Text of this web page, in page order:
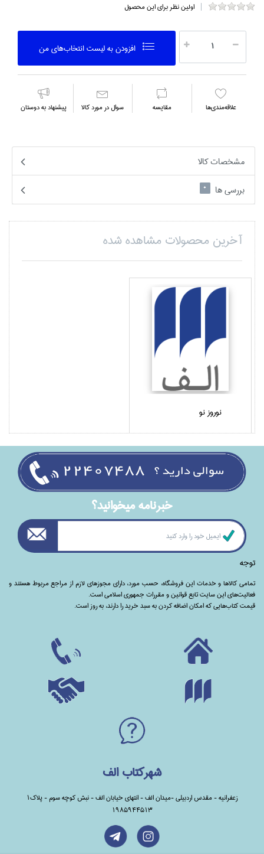
اولین نظر برای این محصول
افزودن به ليست انتخاب‌هاي من
علاقه‌مندي‌ها مقايسه سوال در مورد كالا پیشنهاد به دوستان
مشخصات کالا
بررسی ها
0
آخرین محصولات مشاهده شده
نوروز نو
خبرنامه ميخوانيد؟
توجه
تمامی‌ کالاها و خدمات این فروشگاه، حسب مورد،‌ دارای مجوزهای لازم از مراجع مربوط هستند ‌و‌‌
فعالیت‌های این سایت تابع قوانین و مقررات جمهوری اسلامی است.
قیمت کتاب‌هایی که امکان اضافه کردن به سبد خرید را دارند،‌ به روز است.
شهرکتاب الف
زعفرانیه - مقدس اردبیلی -میدان الف - انتهای خیابان الف - نبش کوچه سوم - پلاک1
1985944513